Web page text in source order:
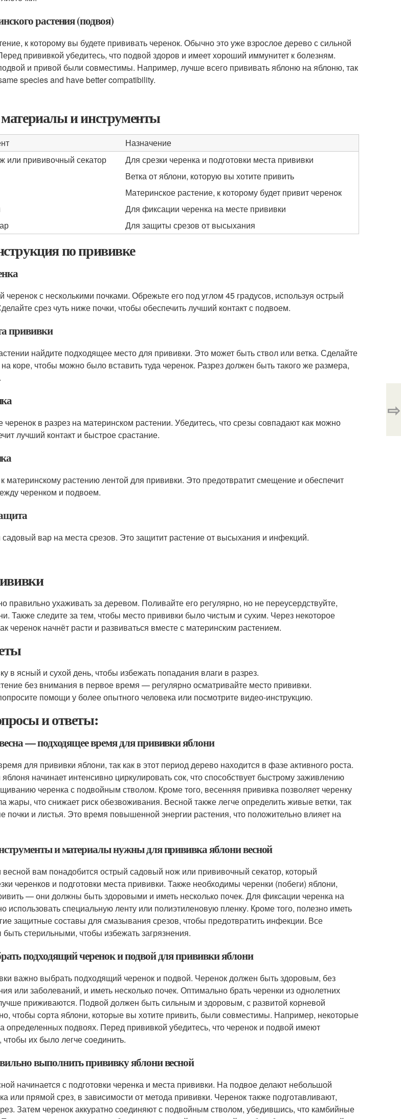
растения (подвоя)
к которому вы будете прививать черенок. Обычно это уже взрослое дерево с сильной
прививкой убедитесь, что подвой здоров и имеет хороший иммунитет к болезням.
и привой были совместимы. Например, лучше всего прививать яблоню на яблоню, так
species and have better compatibility.
и инструменты
Назначение
или прививочный секатор
Для срезки черенка и подготовки места прививки
Ветка от яблони, которую вы хотите привить
Материнское растение, к которому будет привит черенок
Для фиксации черенка на месте прививки
Для защиты срезов от высыхания
по прививке
черенок с несколькими почками. Обрежьте его под углом 45 градусов, используя острый
срез чуть ниже почки, чтобы обеспечить лучший контакт с подвоем.
прививки
найдите подходящее место для прививки. Это может быть ствол или ветка. Сделайте
коре, чтобы можно было вставить туда черенок. Разрез должен быть такого же размера,
черенок в разрез на материнском растении. Убедитесь, что срезы совпадают как можно
лучший контакт и быстрое срастание.
материнскому растению лентой для прививки. Это предотвратит смещение и обеспечит
черенком и подвоем.
садовый вар на места срезов. Это защитит растение от высыхания и инфекций.
правильно ухаживать за деревом. Поливайте его регулярно, но не переусердствуйте,
Также следите за тем, чтобы место прививки было чистым и сухим. Через некоторое
черенок начнёт расти и развиваться вместе с материнским растением.
в ясный и сухой день, чтобы избежать попадания влаги в разрез.
без внимания в первое время — регулярно осматривайте место прививки.
помощи у более опытного человека или посмотрите видео-инструкцию.
и ответы:
— подходящее время для прививки яблони
для прививки яблони, так как в этот период дерево находится в фазе активного роста.
начинает интенсивно циркулировать сок, что способствует быстрому заживлению
черенка с подвойным стволом. Кроме того, весенняя прививка позволяет черенку
жары, что снижает риск обезвоживания. Весной также легче определить живые ветки, так
почки и листья. Это время повышенной энергии растения, что положительно влияет на
и материалы нужны для прививка яблони весной
вам понадобится острый садовый нож или прививочный секатор, который
черенков и подготовки места прививки. Также необходимы черенки (побеги) яблони,
— они должны быть здоровыми и иметь несколько почек. Для фиксации черенка на
использовать специальную ленту или полиэтиленовую пленку. Кроме того, полезно иметь
защитные составы для смазывания срезов, чтобы предотвратить инфекции. Все
стерильными, чтобы избежать загрязнения.
подходящий черенок и подвой для прививки яблони
важно выбрать подходящий черенок и подвой. Черенок должен быть здоровым, без
или заболеваний, и иметь несколько почек. Оптимально брать черенки из однолетних
приживаются. Подвой должен быть сильным и здоровым, с развитой корневой
чтобы сорта яблони, которые вы хотите привить, были совместимы. Например, некоторые
определенных подвоях. Перед прививкой убедитесь, что черенок и подвой имеют
их было легче соединить.
выполнить прививку яблони весной
начинается с подготовки черенка и места прививки. На подвое делают небольшой
или прямой срез, в зависимости от метода прививки. Черенок также подготавливают,
Затем черенок аккуратно соединяют с подвойным стволом, убедившись, что камбийные
⇨